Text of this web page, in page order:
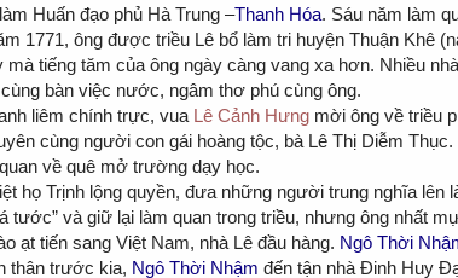
Huấn đạo phủ Hà Trung –Thanh Hóa. Sáu năm làm
1771, ông được triều Lê bổ làm tri huyện Thuận Khê
mà tiếng tăm của ông ngày càng vang xa hơn. Nhiều
bàn việc nước, ngâm thơ phú cùng ông.
liêm chính trực, vua Lê Cảnh Hưng mời ông về triều
cùng người con gái hoàng tộc, bà Lê Thị Diễm
về quê mở trường dạy học.
họ Trịnh lộng quyền, đưa những người trung nghĩa
tước” và giữ lại làm quan trong triều, nhưng ông nhất
ạt tiến sang Việt Nam, nhà Lê đầu hàng. Ngô Thời
thân trước kia, Ngô Thời Nhậm đến tận nhà Đinh Huy